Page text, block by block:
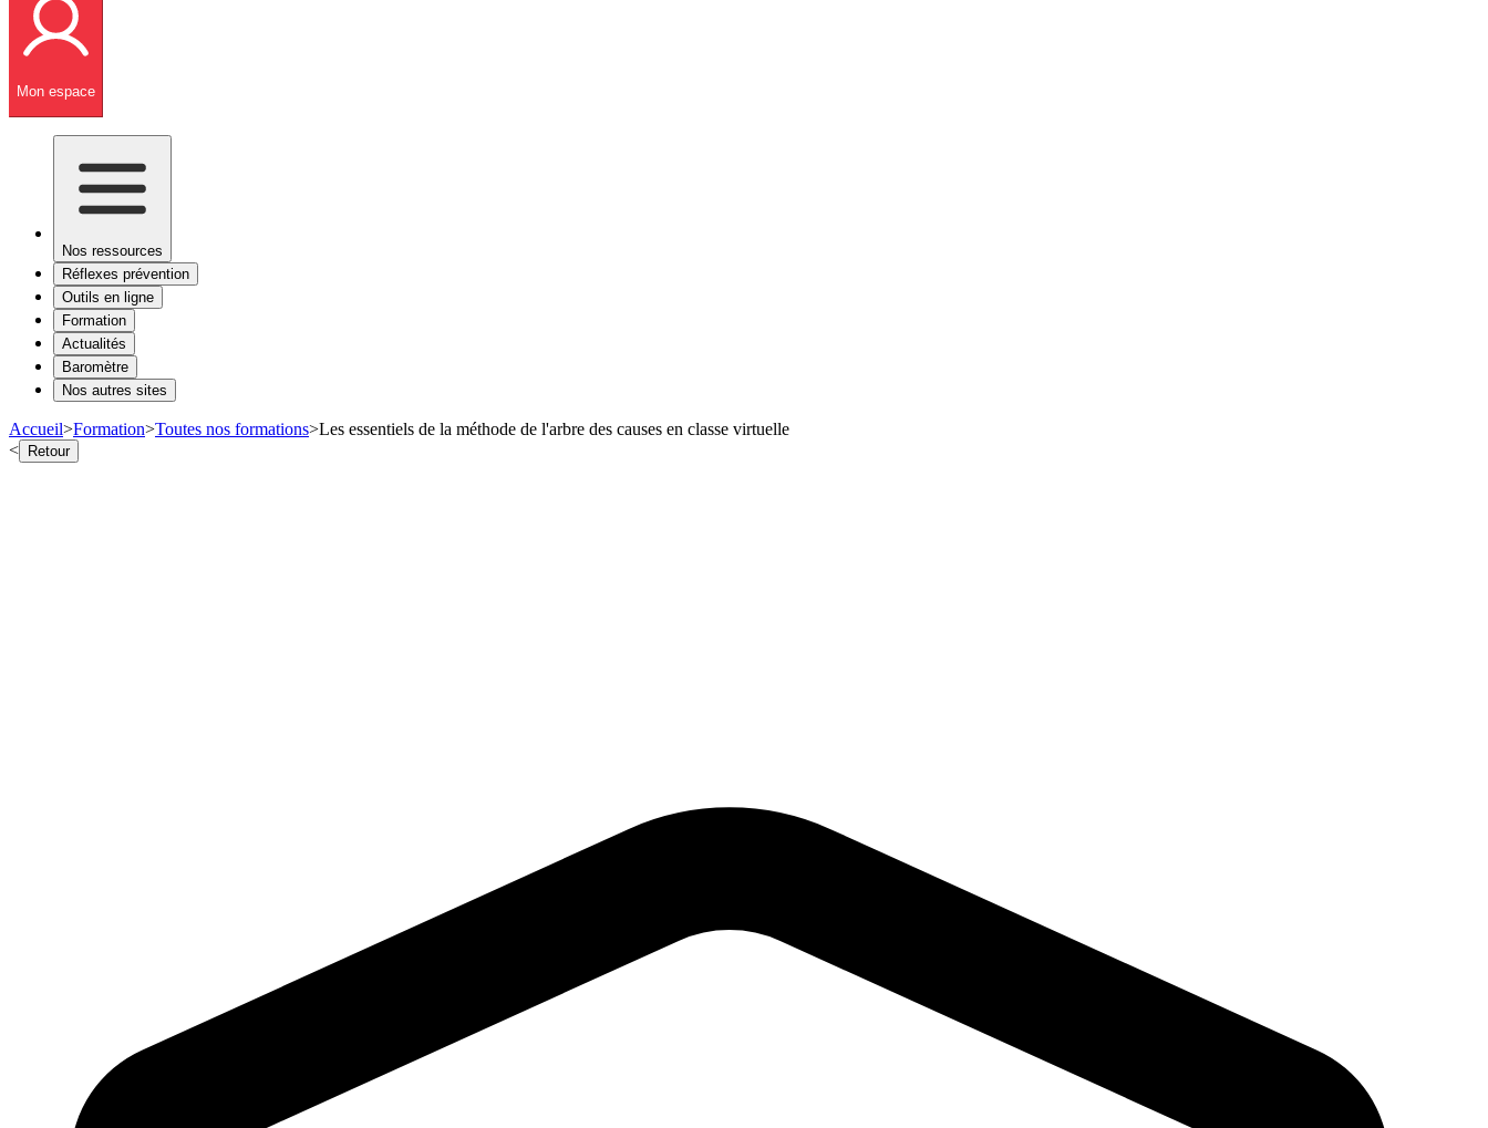
Mon espace
Nos ressources
Réflexes prévention
Outils en ligne
Formation
Actualités
Baromètre
Nos autres sites
Accueil>Formation>Toutes nos formations>Les essentiels de la méthode de l'arbre des causes en classe virtuelle
< Retour